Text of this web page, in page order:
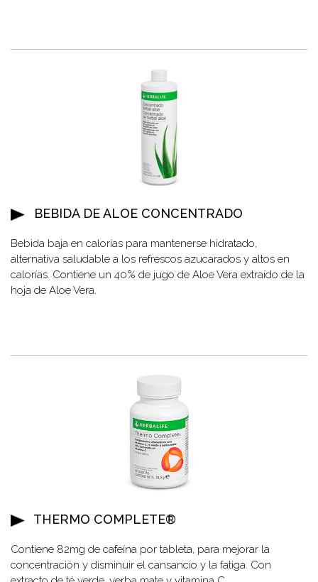
BEBIDA DE ALOE CONCENTRADO
Bebida baja en calorías para mantenerse hidratado,
alternativa saludable a los refrescos azucarados y altos en
calorías. Contiene un 40% de jugo de Aloe Vera extraído de la
hoja de Aloe Vera.
THERMO COMPLETE®
Contiene 82mg de cafeína por tableta, para mejorar la
concentración y disminuir el cansancio y la fatiga. Con